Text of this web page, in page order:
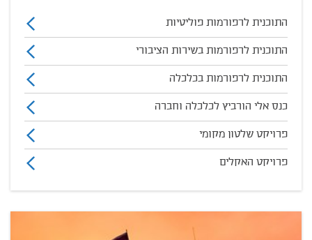
התוכנית לרפורמות פוליטיות
התוכנית לרפורמות בשירות הציבורי
התוכנית לרפורמות בכלכלה
כנס אלי הורביץ לכלכלה וחברה
פרויקט שלטון מקומי
פרויקט האקלים